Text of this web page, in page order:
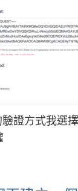
證方式我選